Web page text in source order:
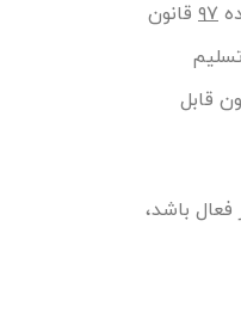
۹۷ قانون
قابل
فعال باشد،